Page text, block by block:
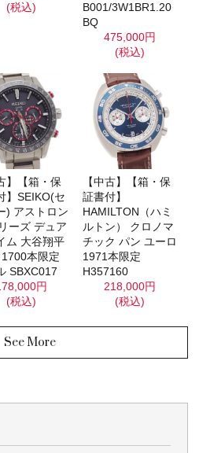
(税込)
B001/3W1BR1.20
BQ
475,000円
(税込)
】【箱・保
】SEIKO(セ
) アストロン
ーズ デュア
ム 大谷翔平
本限定
SBXC017
円
(税込)
【中古】【箱・保
証書付】
HAMILTON（ハミ
ルトン） クロノマ
チック パン ユーロ
1971本限定
H357160
218,000円
(税込)
See More